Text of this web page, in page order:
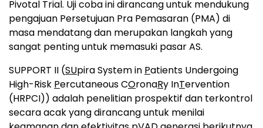
Pivotal Trial. Uji coba ini dirancang untuk mendukung
pengajuan Persetujuan Pra Pemasaran (PMA) di
masa mendatang dan merupakan langkah yang
sangat penting untuk memasuki pasar AS.
SUPPORT II (SUpira System in Patients Undergoing
High-Risk Percutaneous COronaRy InTervention
(HRPCI)) adalah penelitian prospektif dan terkontrol
secara acak yang dirancang untuk menilai